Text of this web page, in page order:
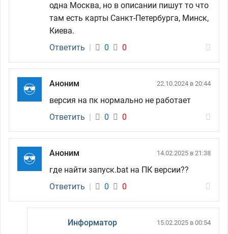
одна Москва, но в описании пишут то что
там есть карты Санкт-Петербурга, Минск,
Киева.
Ответить | 0 0
Аноним 22.10.2024 в 20:44
версия на пк нормально не работает
Ответить | 0 0
Аноним 14.02.2025 в 21:38
где найти запуск.bat на ПК версии??
Ответить | 0 0
Информатор 15.02.2025 в 00:54